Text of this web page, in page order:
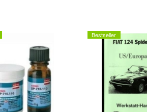
Bestseller